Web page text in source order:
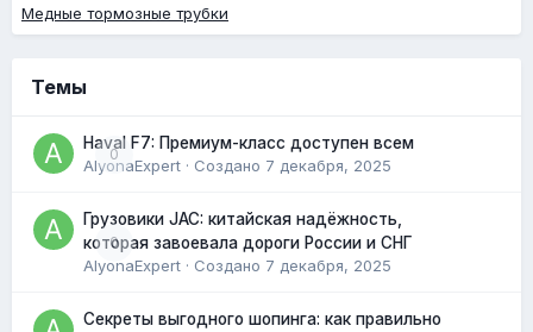
Медные тормозные трубки
Темы
0
Haval F7: Премиум-класс доступен всем
AlyonaExpert · Создано 7 декабря, 2025
0
Грузовики JAC: китайская надёжность,
которая завоевала дороги России и СНГ
AlyonaExpert · Создано 7 декабря, 2025
Секреты выгодного шопинга: как правильно